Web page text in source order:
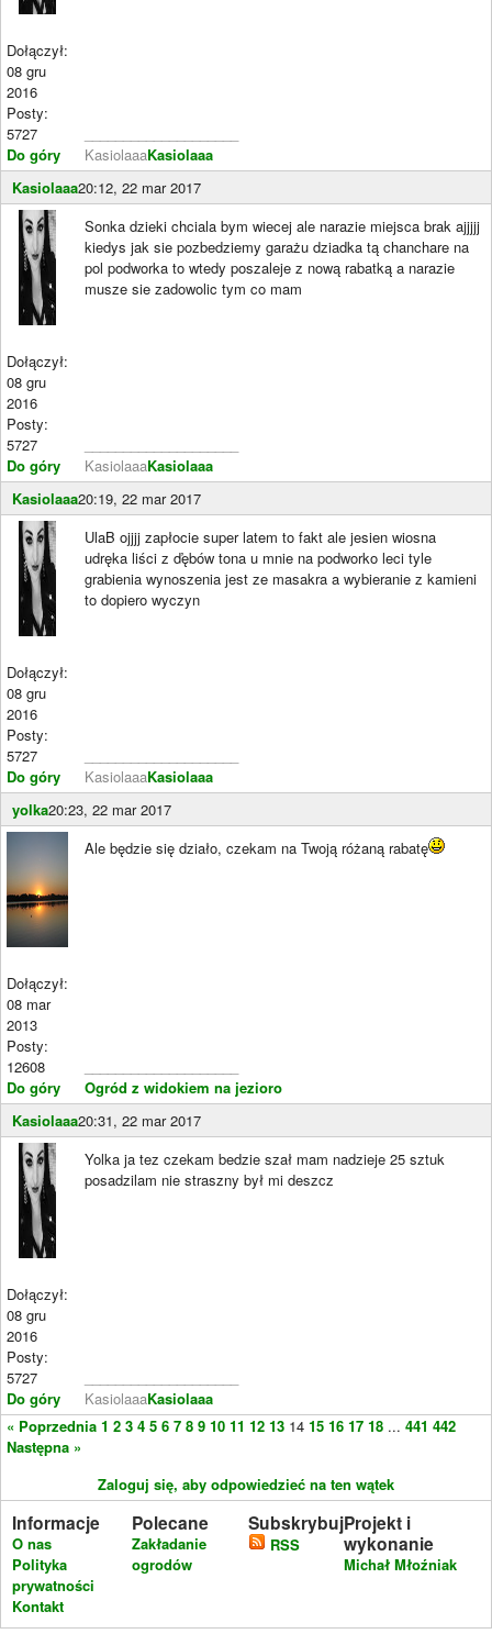
Dołączył:
08 gru
2016
Posty:
5727
Do góry
KasiolaaaKasiolaaa
Kasiolaaa20:12, 22 mar 2017
Dołączył:
08 gru
2016
Posty:
5727
Do góry
Sonka dzieki chciala bym wiecej ale narazie miejsca brak ajjjjj
kiedys jak sie pozbedziemy garażu dziadka tą chanchare na
pol podworka to wtedy poszaleje z nową rabatką a narazie
musze sie zadowolic tym co mam
KasiolaaaKasiolaaa
Kasiolaaa20:19, 22 mar 2017
Dołączył:
08 gru
2016
Posty:
5727
Do góry
UlaB ojjjj zapłocie super latem to fakt ale jesien wiosna
udręka liści z ďębów tona u mnie na podworko leci tyle
grabienia wynoszenia jest ze masakra a wybieranie z kamieni
to dopiero wyczyn
KasiolaaaKasiolaaa
yolka20:23, 22 mar 2017
Dołączył:
08 mar
2013
Posty:
12608
Do góry
Ale będzie się działo, czekam na Twoją różaną rabatę
Ogród z widokiem na jezioro
Kasiolaaa20:31, 22 mar 2017
Dołączył:
08 gru
2016
Posty:
5727
Do góry
Yolka ja tez czekam bedzie szał mam nadzieje 25 sztuk
posadzilam nie straszny był mi deszcz
KasiolaaaKasiolaaa
« Poprzednia 1 2 3 4 5 6 7 8 9 10 11 12 13 14 15 16 17 18 ... 441 442
Następna »
Zaloguj się, aby odpowiedzieć na ten wątek
Informacje
O nas
Polityka
prywatności
Kontakt
Polecane
Zakładanie
ogrodów
Subskrybuj
RSS
Projekt i
wykonanie
Michał Młoźniak